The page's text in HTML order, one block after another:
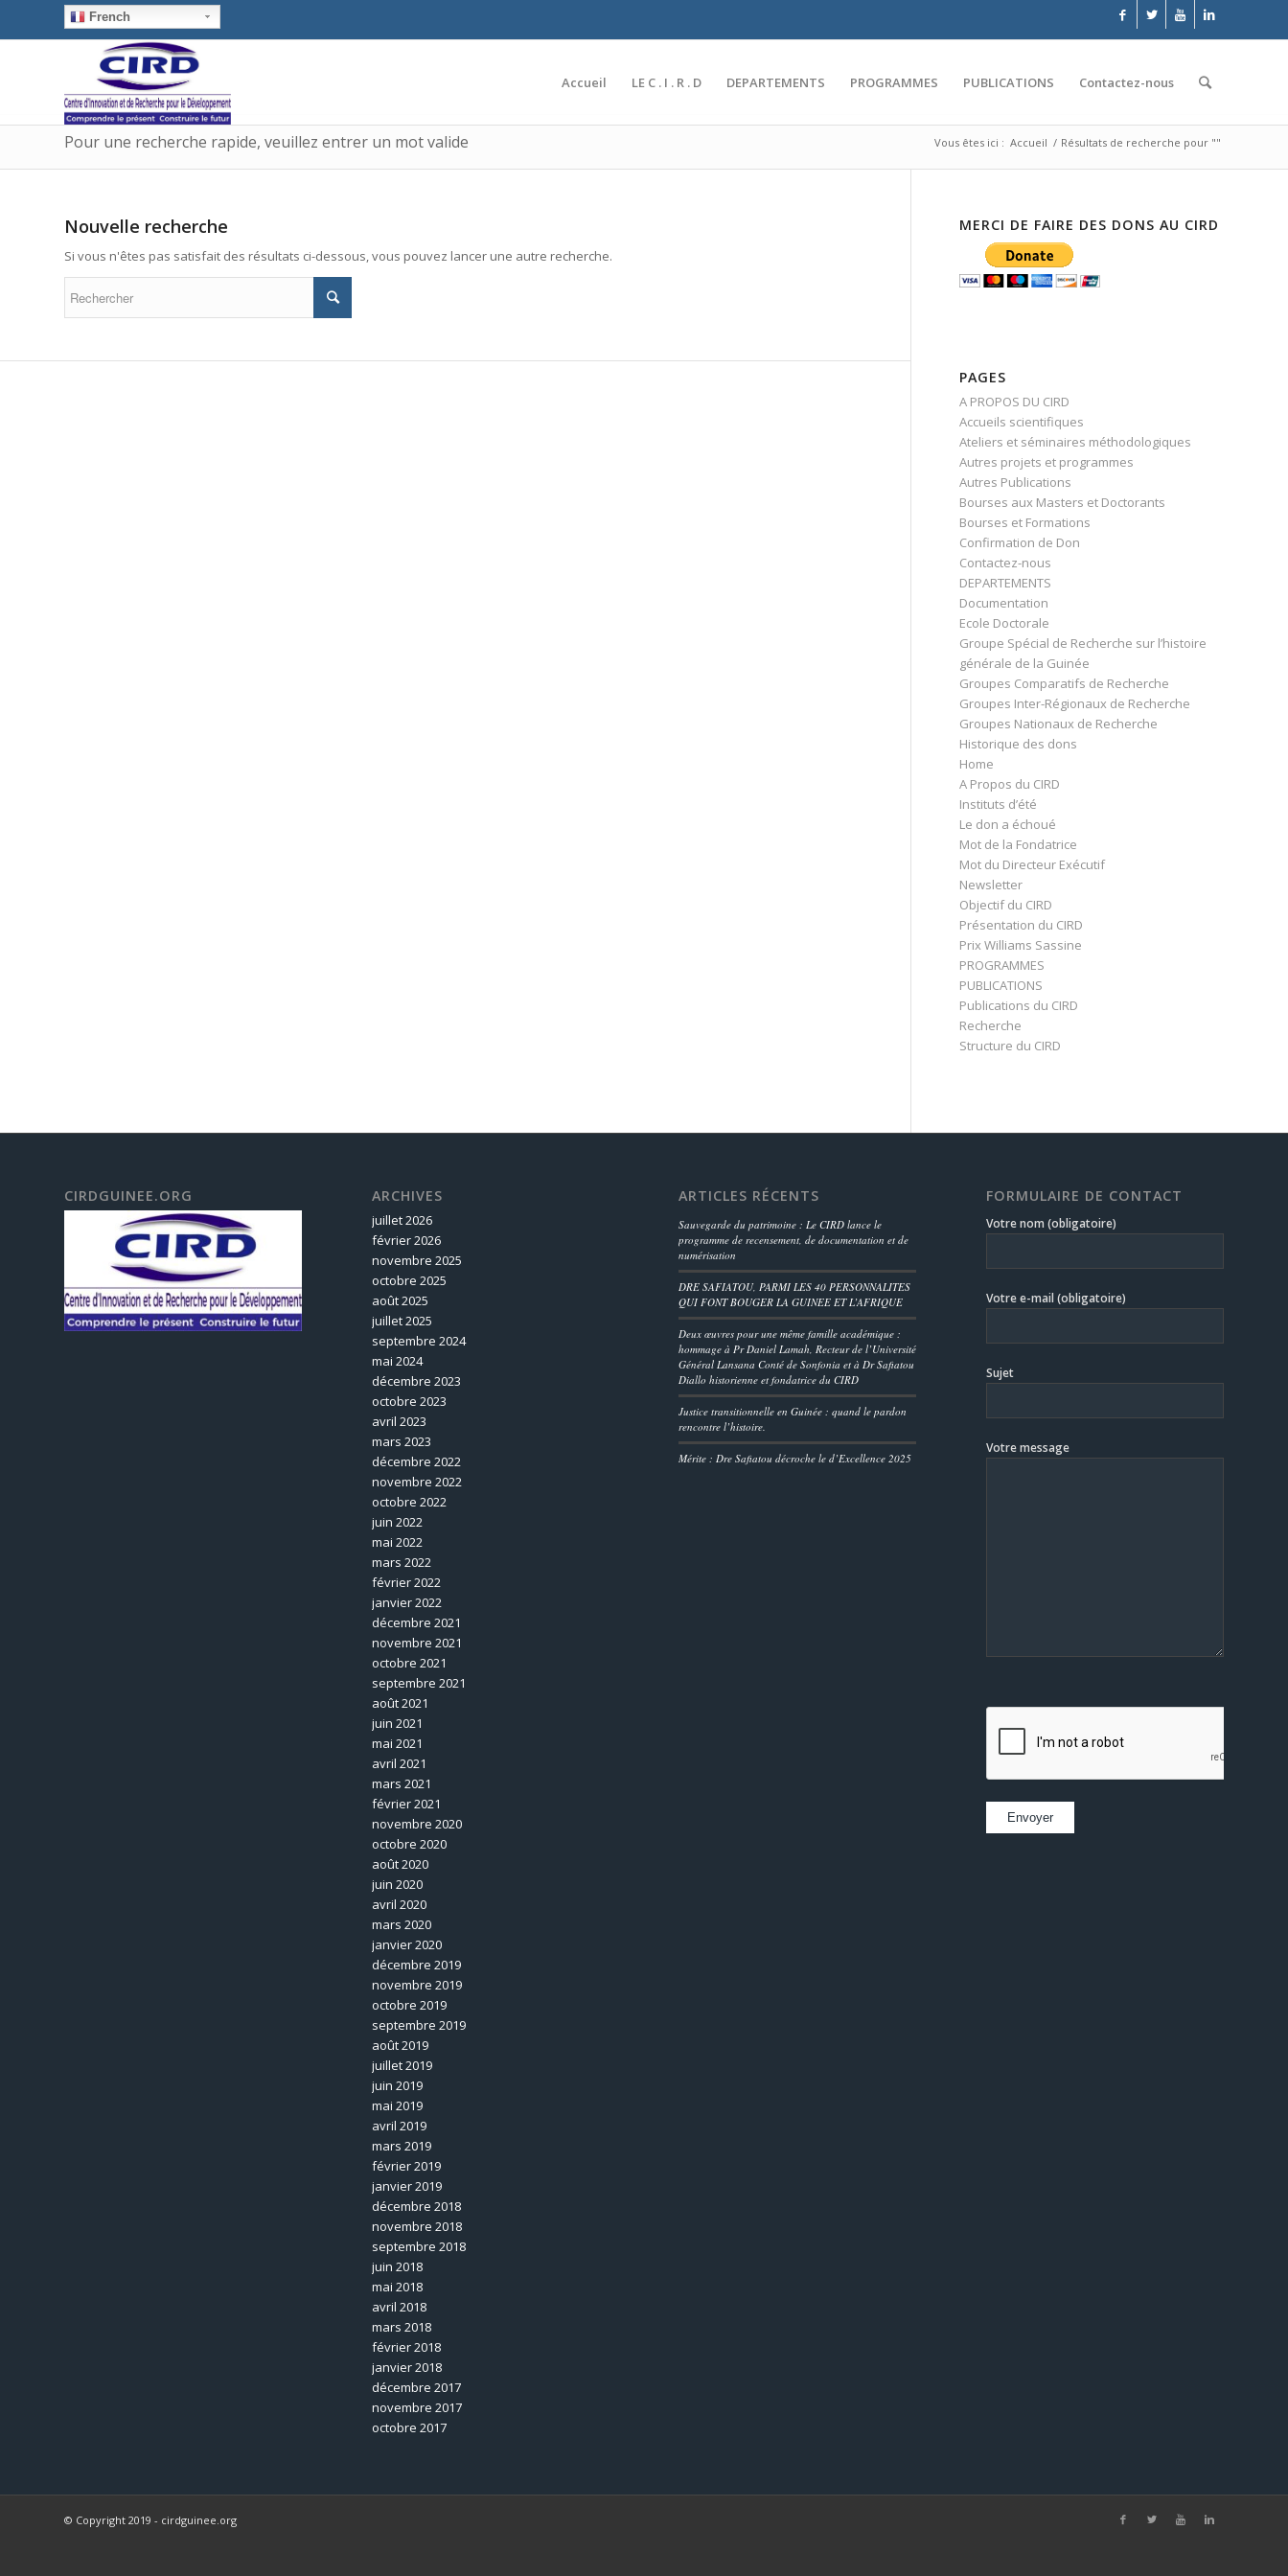
French
Accueil LE C . I . R . D DEPARTEMENTS PROGRAMMES PUBLICATIONS Contactez-nous
Pour une recherche rapide, veuillez entrer un mot valide Vous êtes ici : Accueil / Résultats de recherche pour ""
Nouvelle recherche
Si vous n'êtes pas satisfait des résultats ci-dessous, vous pouvez lancer une autre recherche.
MERCI DE FAIRE DES DONS AU CIRD
PAGES
A PROPOS DU CIRD
Accueils scientifiques
Ateliers et séminaires méthodologiques
Autres projets et programmes
Autres Publications
Bourses aux Masters et Doctorants
Bourses et Formations
Confirmation de Don
Contactez-nous
DEPARTEMENTS
Documentation
Ecole Doctorale
Groupe Spécial de Recherche sur l’histoire
générale de la Guinée
Groupes Comparatifs de Recherche
Groupes Inter-Régionaux de Recherche
Groupes Nationaux de Recherche
Historique des dons
Home
A Propos du CIRD
Instituts d’été
Le don a échoué
Mot de la Fondatrice
Mot du Directeur Exécutif
Newsletter
Objectif du CIRD
Présentation du CIRD
Prix Williams Sassine
PROGRAMMES
PUBLICATIONS
Publications du CIRD
Recherche
Structure du CIRD
CIRDGUINEE.ORG ARCHIVES
juillet 2026
février 2026
novembre 2025
octobre 2025
août 2025
juillet 2025
septembre 2024
mai 2024
décembre 2023
octobre 2023
avril 2023
mars 2023
décembre 2022
novembre 2022
octobre 2022
juin 2022
mai 2022
mars 2022
février 2022
janvier 2022
décembre 2021
novembre 2021
octobre 2021
septembre 2021
août 2021
juin 2021
mai 2021
avril 2021
mars 2021
février 2021
novembre 2020
octobre 2020
août 2020
juin 2020
avril 2020
mars 2020
janvier 2020
décembre 2019
novembre 2019
octobre 2019
septembre 2019
août 2019
juillet 2019
juin 2019
mai 2019
avril 2019
mars 2019
février 2019
janvier 2019
décembre 2018
novembre 2018
septembre 2018
juin 2018
mai 2018
avril 2018
mars 2018
février 2018
janvier 2018
décembre 2017
novembre 2017
octobre 2017
ARTICLES RÉCENTS
Sauvegarde du patrimoine : Le CIRD lance le
programme de recensement, de documentation et de
numérisation
DRE SAFIATOU, PARMI LES 40 PERSONNALITES
QUI FONT BOUGER LA GUINEE ET L’AFRIQUE
Deux œuvres pour une même famille académique :
hommage à Pr Daniel Lamah, Recteur de l’Université
Général Lansana Conté de Sonfonia et à Dr Safiatou
Diallo historienne et fondatrice du CIRD
Justice transitionnelle en Guinée : quand le pardon
rencontre l’histoire.
Mérite : Dre Safiatou décroche le d’Excellence 2025
FORMULAIRE DE CONTACT
Votre nom (obligatoire)
Votre e-mail (obligatoire)
Sujet
Votre message
© Copyright 2019 - cirdguinee.org